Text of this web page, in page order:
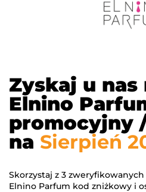
Zyskaj u nas
Elnino
promocyjny
na Sierpień
Skorzystaj z 3
Elnino Parfum kod zniżkowy i